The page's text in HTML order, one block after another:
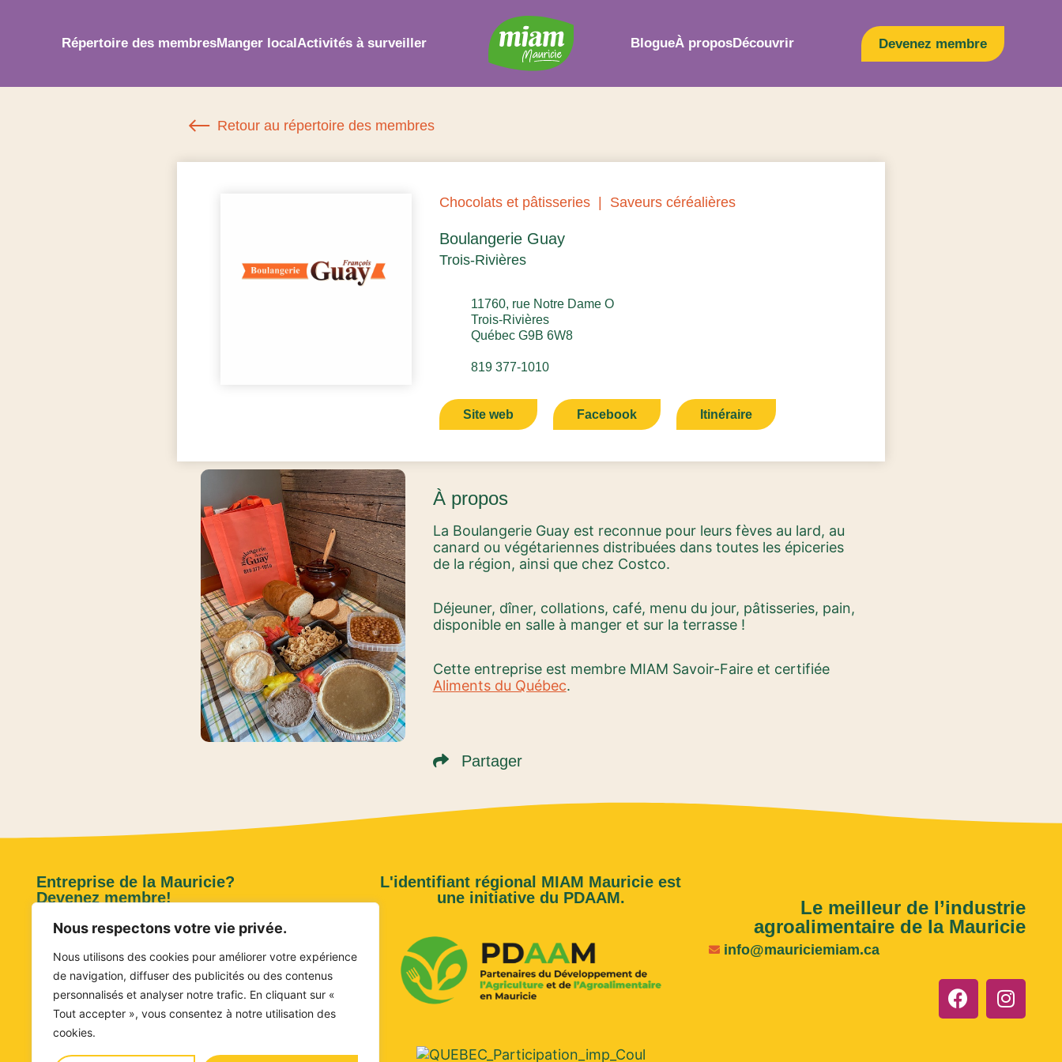
Nous respectons votre vie privée.
Nous utilisons des cookies pour améliorer votre expérience
de navigation, diffuser des publicités ou des contenus
personnalisés et analyser notre trafic. En cliquant sur «
Tout accepter », vous consentez à notre utilisation des
cookies.
Répertoire des membresManger localActivités à surveiller BlogueÀ proposDécouvrir Devenez membre
Retour au répertoire des membres
Chocolats et pâtisseries Saveurs céréalières
Boulangerie Guay
Trois-Rivières
11760, rue Notre Dame O
Trois-Rivières
Québec G9B 6W8
819 377-1010
Site web Facebook Itinéraire
À propos
La Boulangerie Guay est reconnue pour leurs fèves au lard, au
canard ou végétariennes distribuées dans toutes les épiceries
de la région, ainsi que chez Costco.
Déjeuner, dîner, collations, café, menu du jour, pâtisseries, pain,
disponible en salle à manger et sur la terrasse !
Cette entreprise est membre MIAM Savoir-Faire et certifiée
Aliments du Québec.
Partager
Entreprise de la Mauricie?
Devenez membre!
Citoyen.ne? Suivez-nous!
M'abonner à l'infolettre
L'identifiant régional MIAM Mauricie est
une initiative du PDAAM.
Le meilleur de l’industrie
agroalimentaire de la Mauricie
info@mauriciemiam.ca